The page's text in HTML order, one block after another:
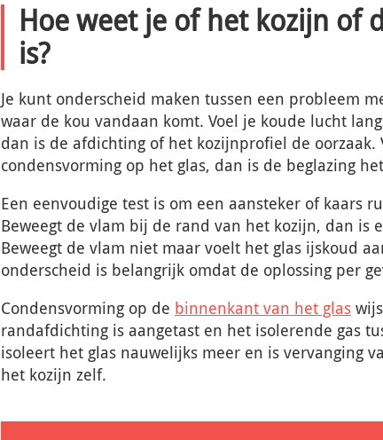
Hoe weet je of het kozijn of
is?
Je kunt onderscheid maken tussen een probleem
waar de kou vandaan komt. Voel je koude lucht
dan is de afdichting of het kozijnprofiel de oorzaak.
condensvorming op het glas, dan is de beglazing
Een eenvoudige test is om een aansteker of kaars
Beweegt de vlam bij de rand van het kozijn, dan
Beweegt de vlam niet maar voelt het glas ijskoud
onderscheid is belangrijk omdat de oplossing per
Condensvorming op de binnenkant van het glas
randafdichting is aangetast en het isolerende gas
isoleert het glas nauwelijks meer en is vervanging
het kozijn zelf.